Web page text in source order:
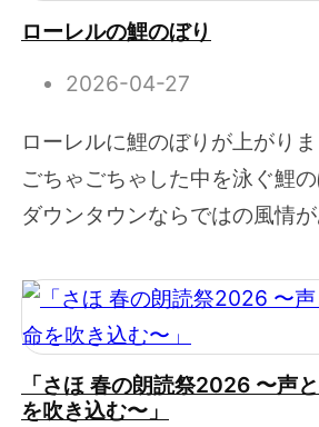
ローレルの鯉のぼり
2026-04-27
ローレルに鯉のぼりが上がり
ごちゃごちゃした中を泳ぐ鯉
ダウンタウンならではの風情
「さほ 春の朗読祭2026 〜声
を吹き込む〜」